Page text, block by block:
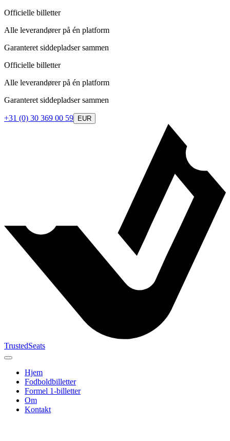
Officielle billetter
Alle leverandører på én platform
Garanteret siddepladser sammen
Officielle billetter
Alle leverandører på én platform
Garanteret siddepladser sammen
+31 (0) 30 369 00 59 EUR
TrustedSeats
Hjem
Fodboldbilletter
Formel 1-billetter
Om
Kontakt